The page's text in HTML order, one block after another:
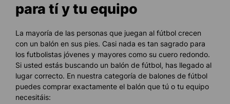
para tí y tu equipo
La mayoría de las personas que juegan al fútbol crecen
con un balón en sus pies. Casi nada es tan sagrado para
los futbolistas jóvenes y mayores como su cuero redondo.
Si usted estás buscando un balón de fútbol, has llegado al
lugar correcto. En nuestra categoría de balones de fútbol
puedes comprar exactamente el balón que tú o tu equipo
necesitáis: